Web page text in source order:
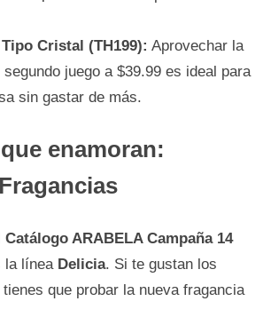
Cristal (TH199): Aprovechar la
juego a $39.99 es ideal para
sin gastar de más.
enamoran:
Catálogo ARABELA Campaña 14
la línea Delicia. Si te gustan los
tienes que probar la nueva fragancia